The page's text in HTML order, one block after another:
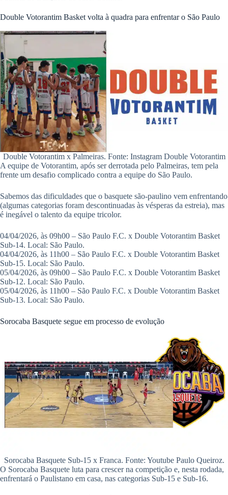
Double Votorantim Basket volta à quadra para enfrentar o São Paulo
Double Votorantim x Palmeiras. Fonte: Instagram Double Votorantim
A equipe de Votorantim, após ser derrotada pelo Palmeiras, tem pela
frente um desafio complicado contra a equipe do São Paulo.
Sabemos das dificuldades que o basquete são-paulino vem enfrentando
(algumas categorias foram descontinuadas às vésperas da estreia), mas
é inegável o talento da equipe tricolor.
04/04/2026, às 09h00 – São Paulo F.C. x Double Votorantim Basket
Sub-14. Local: São Paulo.
04/04/2026, às 11h00 – São Paulo F.C. x Double Votorantim Basket
Sub-15. Local: São Paulo.
05/04/2026, às 09h00 – São Paulo F.C. x Double Votorantim Basket
Sub-12. Local: São Paulo.
05/04/2026, às 11h00 – São Paulo F.C. x Double Votorantim Basket
Sub-13. Local: São Paulo.
Sorocaba Basquete segue em processo de evolução
Sorocaba Basquete Sub-15 x Franca. Fonte: Youtube Paulo Queiroz.
O Sorocaba Basquete luta para crescer na competição e, nesta rodada,
enfrentará o Paulistano em casa, nas categorias Sub-15 e Sub-16.